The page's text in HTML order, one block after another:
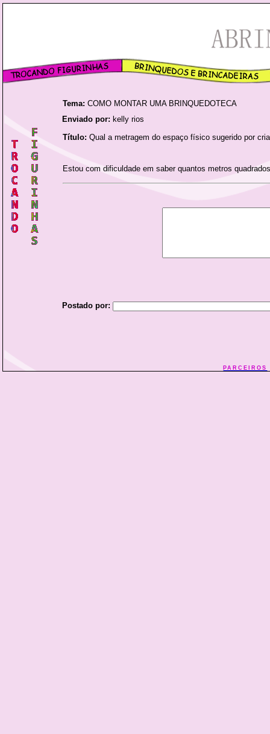
Tema: COMO MONTAR UMA BRINQUEDOTECA
Enviado por: kelly rios
Título: Qual a metragem do espaço físico sugerido por
Estou com dificuldade em saber quantos metros
Postado por:
PARCEIROS